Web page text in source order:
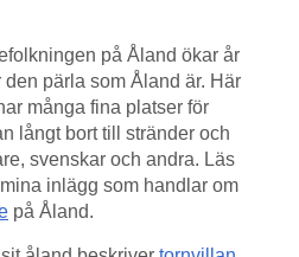
på Åland ökar år
pärla som Åland är. Här
många fina platser för
långt bort till stränder och
svenskar och andra. Läs
inlägg som handlar om
på Åland.